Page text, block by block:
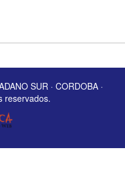
SUR · CORDOBA ·
reservados.